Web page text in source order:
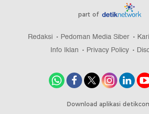
part of
Redaksi Pedoman Media Siber
Info Iklan
Privacy Policy
Download aplikasi